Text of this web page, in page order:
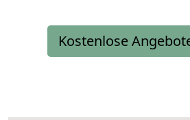
Kostenlose